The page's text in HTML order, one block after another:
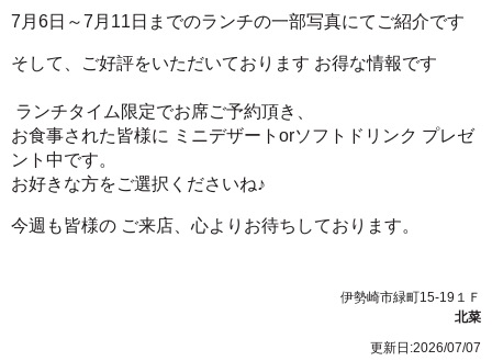
7月6日～7月11日までのランチの一部写真にてご紹介です
そして、ご好評をいただいております お得な情報です
ランチタイム限定でお席ご予約頂き、
お食事された皆様に ミニデザートorソフトドリンク プレゼ
ント中です。
お好きな方をご選択くださいね♪
今週も皆様の ご来店、心よりお待ちしております。
伊勢崎市緑町15-19１Ｆ
北菜
更新日:2026/07/07